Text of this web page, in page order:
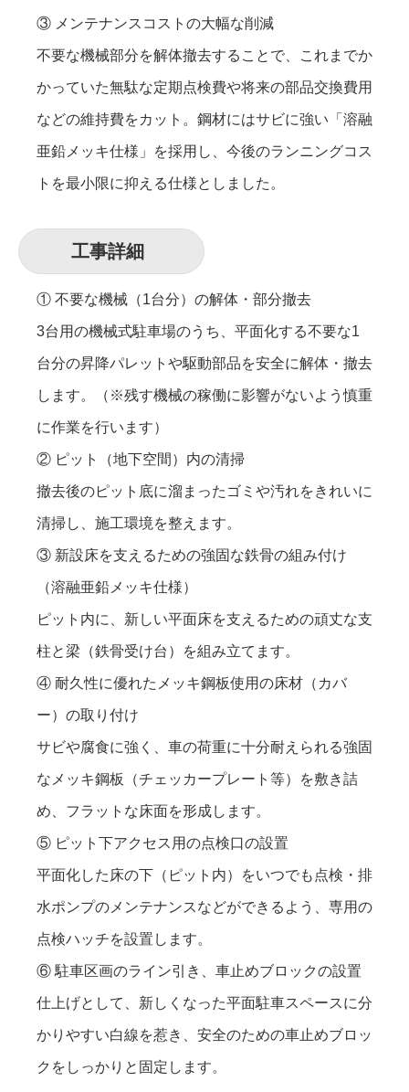
③ メンテナンスコストの大幅な削減
不要な機械部分を解体撤去することで、これまでか
かっていた無駄な定期点検費や将来の部品交換費用
などの維持費をカット。鋼材にはサビに強い「溶融
亜鉛メッキ仕様」を採用し、今後のランニングコス
トを最小限に抑える仕様としました。
工事詳細
① 不要な機械（1台分）の解体・部分撤去
3台用の機械式駐車場のうち、平面化する不要な1
台分の昇降パレットや駆動部品を安全に解体・撤去
します。（※残す機械の稼働に影響がないよう慎重
に作業を行います）
② ピット（地下空間）内の清掃
撤去後のピット底に溜まったゴミや汚れをきれいに
清掃し、施工環境を整えます。
③ 新設床を支えるための強固な鉄骨の組み付け
（溶融亜鉛メッキ仕様）
ピット内に、新しい平面床を支えるための頑丈な支
柱と梁（鉄骨受け台）を組み立てます。
④ 耐久性に優れたメッキ鋼板使用の床材（カバ
ー）の取り付け
サビや腐食に強く、車の荷重に十分耐えられる強固
なメッキ鋼板（チェッカープレート等）を敷き詰
め、フラットな床面を形成します。
⑤ ピット下アクセス用の点検口の設置
平面化した床の下（ピット内）をいつでも点検・排
水ポンプのメンテナンスなどができるよう、専用の
点検ハッチを設置します。
⑥ 駐車区画のライン引き、車止めブロックの設置
仕上げとして、新しくなった平面駐車スペースに分
かりやすい白線を惹き、安全のための車止めブロッ
クをしっかりと固定します。